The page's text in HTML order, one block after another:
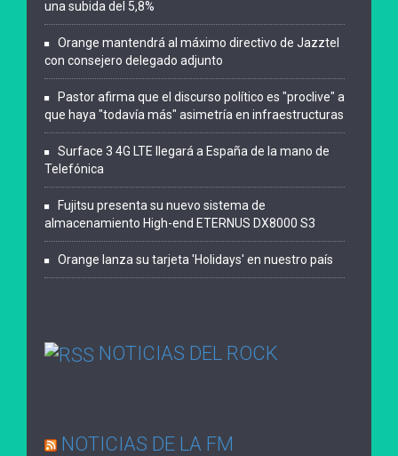
una subida del 5,8%
Orange mantendrá al máximo directivo de Jazztel
con consejero delegado adjunto
Pastor afirma que el discurso político es "proclive" a
que haya "todavía más" asimetría en infraestructuras
Surface 3 4G LTE llegará a España de la mano de
Telefónica
Fujitsu presenta su nuevo sistema de
almacenamiento High-end ETERNUS DX8000 S3
Orange lanza su tarjeta 'Holidays' en nuestro país
NOTICIAS DEL ROCK
NOTICIAS DE LA FM